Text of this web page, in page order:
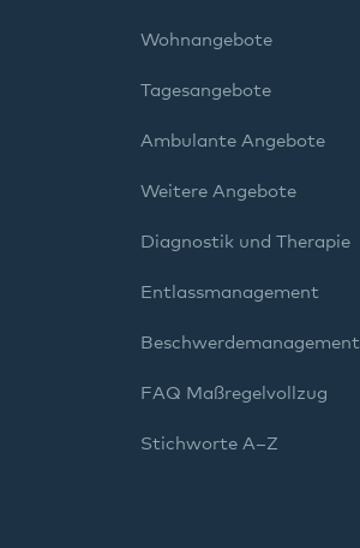
Wohnangebote
Tagesangebote
Ambulante Angebote
Weitere Angebote
Diagnostik und Therapie
Entlassmanagement
Beschwerdemanagement
FAQ Maßregelvollzug
Stichworte A–Z